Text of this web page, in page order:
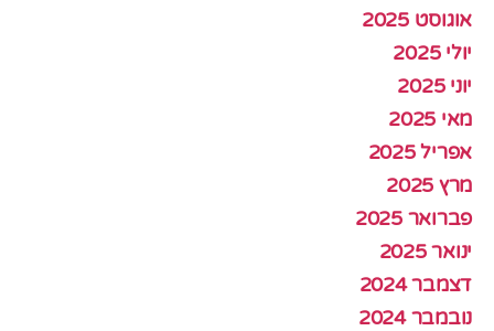
אוגוסט 2025
יולי 2025
יוני 2025
מאי 2025
אפריל 2025
מרץ 2025
פברואר 2025
ינואר 2025
דצמבר 2024
נובמבר 2024